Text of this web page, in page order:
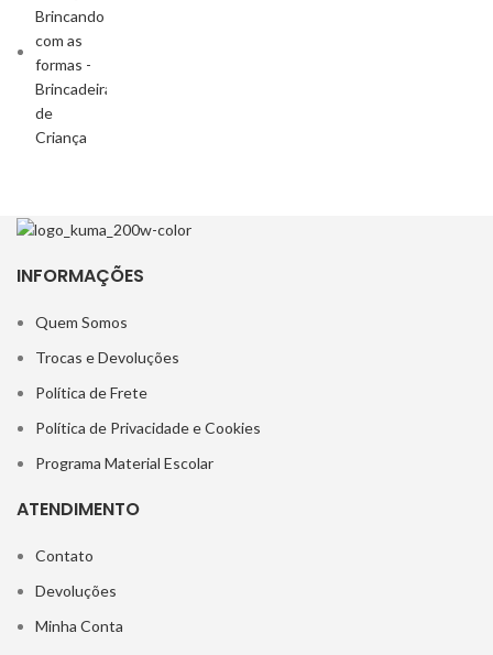
INFORMAÇÕES
Quem Somos
Trocas e Devoluções
Política de Frete
Política de Privacidade e Cookies
Programa Material Escolar
ATENDIMENTO
Contato
Devoluções
Minha Conta